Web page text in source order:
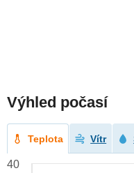
Výhled počasí
Teplota Vítr
40